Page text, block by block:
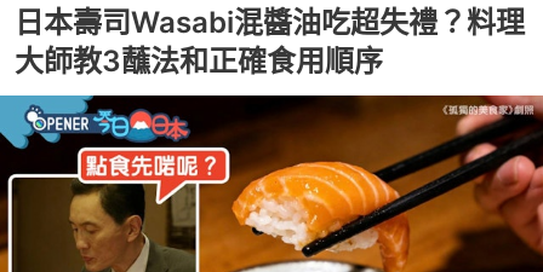
日本壽司Wasabi混醬油吃超失禮？料理
大師教3蘸法和正確食用順序